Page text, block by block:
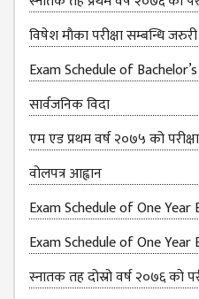
विषेश माैका परीक्षा सम्बन्धि
Exam Schedule of
सार्वजनिक विदा
एम एड प्रथम वर्ष २०७५ को
वोलपत्र आह्वान
Exam Schedule of One Year
Exam Schedule of One Year
स्नातक तह दोस्रो वर्ष २०७६ को